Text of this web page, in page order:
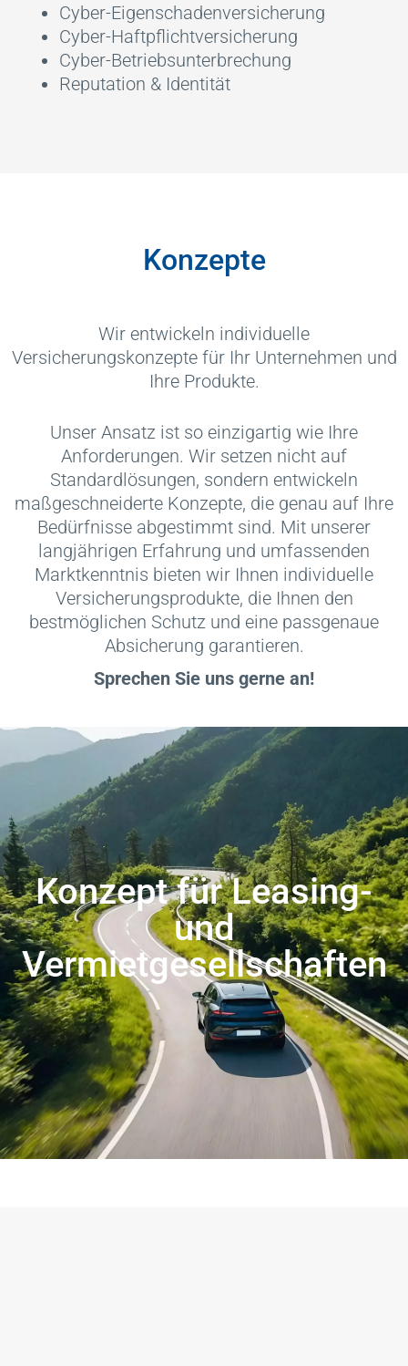
Cyber-Eigenschadenversicherung
Cyber-Haftpflichtversicherung
Cyber-Betriebsunterbrechung
Reputation & Identität
Konzepte
Wir entwickeln individuelle
Versicherungskonzepte für Ihr Unternehmen und
Ihre Produkte.
Unser Ansatz ist so einzigartig wie Ihre
Anforderungen. Wir setzen nicht auf
Standardlösungen, sondern entwickeln
maßgeschneiderte Konzepte, die genau auf Ihre
Bedürfnisse abgestimmt sind. Mit unserer
langjährigen Erfahrung und umfassenden
Marktkenntnis bieten wir Ihnen individuelle
Versicherungsprodukte, die Ihnen den
bestmöglichen Schutz und eine passgenaue
Absicherung garantieren.
Sprechen Sie uns gerne an!
Konzept für Leasing-
und
Vermietgesellschaften